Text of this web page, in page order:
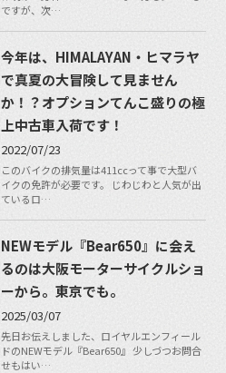
ですが、次…
今年は、HIMALAYAN・ヒマラヤ
で真夏の大冒険して見ません
か！？オプションてんこ盛りの極
上中古車入荷です！
2022/07/23
このバイクの排気量は411ccって事で大型バ
イクの免許が必要です。 じわじわと人気が出
ているロ…
NEWモデル『Bear650』に会え
るのは大阪モーターサイクルショ
ーから。東京でも。
2025/03/07
先日お伝えしました、ロイヤルエンフィール
ドのNEWモデル『Bear650』 少しづつお問合
せもはい…